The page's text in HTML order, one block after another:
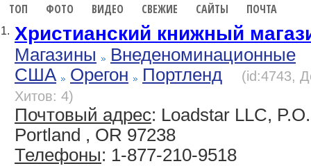
ТОП ФОТО ВИДЕО СВЕЖИЕ САЙТЫ ПОЧТА
1. Христианский книжный
Магазины
Внеденоминационные
США
Орегон Портленд
(id:4743,
Хитов: 4)
Почтовый адрес: Loadstar LLC,
Portland , OR 97238
Телефоны: 1-877-210-9518